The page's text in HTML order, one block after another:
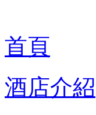
首頁
酒店介紹